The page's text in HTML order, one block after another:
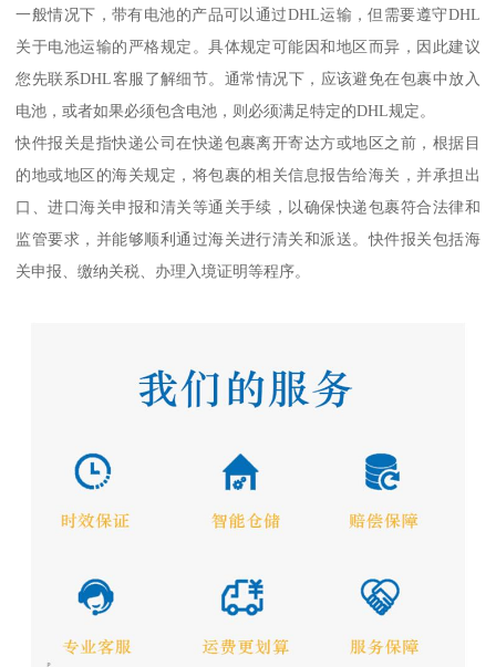
一般情况下，带有电池的产品可以通过DHL运输，但需要遵守DHL
关于电池运输的严格规定。具体规定可能因和地区而异，因此建议
您先联系DHL客服了解细节。通常情况下，应该避免在包裹中放入
电池，或者如果必须包含电池，则必须满足特定的DHL规定。
快件报关是指快递公司在快递包裹离开寄达方或地区之前，根据目
的地或地区的海关规定，将包裹的相关信息报告给海关，并承担出
口、进口海关申报和清关等通关手续，以确保快递包裹符合法律和
监管要求，并能够顺利通过海关进行清关和派送。快件报关包括海
关申报、缴纳关税、办理入境证明等程序。